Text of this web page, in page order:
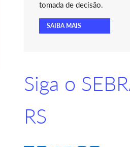
tomada de decisão.
SAIBA MAIS
Siga o
RS